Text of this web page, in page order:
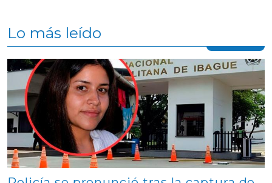
Lo más leído
Contenido multimedia principal